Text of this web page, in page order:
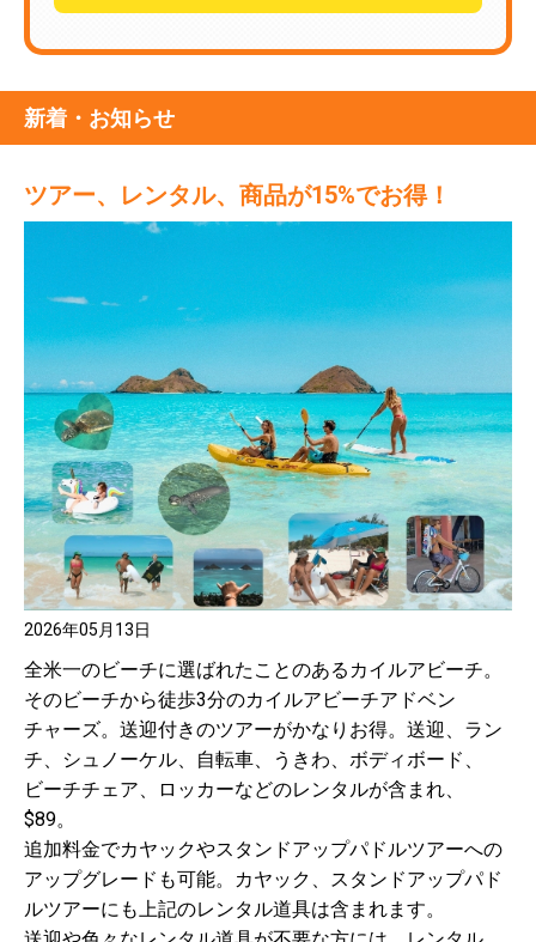
新着・お知らせ
ツアー、レンタル、商品が15%でお得！
2026年05月13日
全米一のビーチに選ばれたことのあるカイルアビーチ。
そのビーチから徒歩3分のカイルアビーチアドベン
チャーズ。送迎付きのツアーがかなりお得。送迎、ラン
チ、シュノーケル、自転車、うきわ、ボディボード、
ビーチチェア、ロッカーなどのレンタルが含まれ、
$89。
追加料金でカヤックやスタンドアップパドルツアーへの
アップグレードも可能。カヤック、スタンドアップパド
ルツアーにも上記のレンタル道具は含まれます。